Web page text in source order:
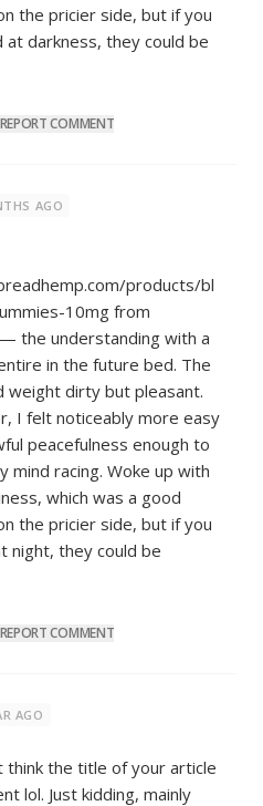
the pricier side, but if you
darkness, they could be
REPORT COMMENT
AGO
products/bl
10mgfrom
the understanding with a
in the future bed. The
weight dirty but pleasant.
I felt noticeably more easy
peacefulness enough to
racing. Woke up with
which was a good
the pricier side, but if you
night, they could be
REPORT COMMENT
AGO
think the title of your article
lol. Just kidding, mainly